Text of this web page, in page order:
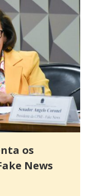
os
News